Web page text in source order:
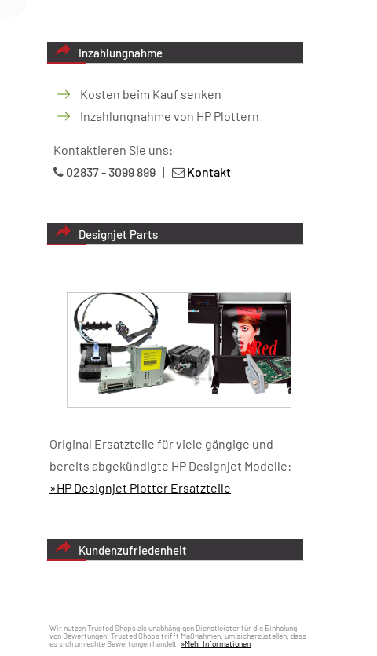
1.189,00 €
ist:
Inzahlungnahme
Kosten beim Kauf senken
Inzahlungnahme von HP Plottern
Kontaktieren Sie uns:
02837 - 3099 899 | Kontakt
Designjet Parts
Original Ersatzteile für viele gängige und
bereits abgekündigte HP Designjet Modelle:
»HP Designjet Plotter Ersatzteile
Kundenzufriedenheit
Wir nutzen Trusted Shops als unabhängigen Dienstleister für die Einholung
von Bewertungen. Trusted Shops trifft Maßnahmen, um sicherzustellen, dass
es sich um echte Bewertungen handelt. »Mehr Informationen